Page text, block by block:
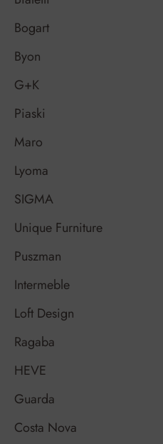
Bogart
Byon
G+K
Piaski
Maro
Lyoma
SIGMA
Unique Furniture
Puszman
Intermeble
Loft Design
Ragaba
HEVE
Guarda
Costa Nova